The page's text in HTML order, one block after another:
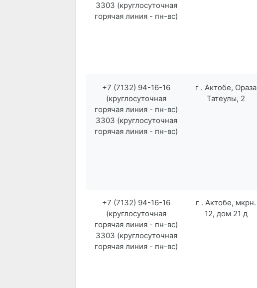
3303 (круглосуточная
горячая линия - пн-вс)
+7 (7132) 94-16-16
(круглосуточная
горячая линия - пн-вс)
3303 (круглосуточная
горячая линия - пн-вс)
г . Актобе, Ораза
Татеулы, 2
+7 (7132) 94-16-16
(круглосуточная
горячая линия - пн-вс)
3303 (круглосуточная
горячая линия - пн-вс)
г . Актобе, мкрн.
12, дом 21 д